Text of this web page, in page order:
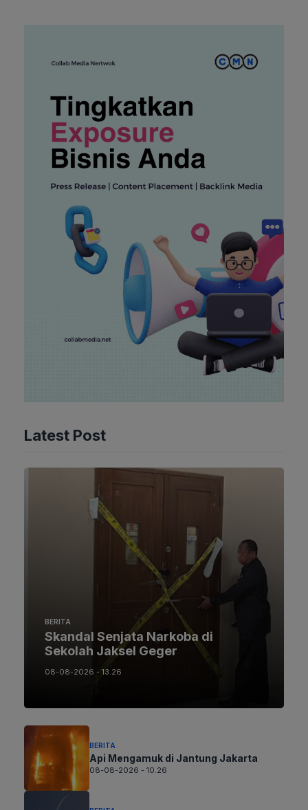
Latest Post
BERITA
Skandal Senjata Narkoba di
Sekolah Jaksel Geger
08-08-2026 - 13.26
BERITA
Api Mengamuk di Jantung Jakarta
08-08-2026 - 10.26